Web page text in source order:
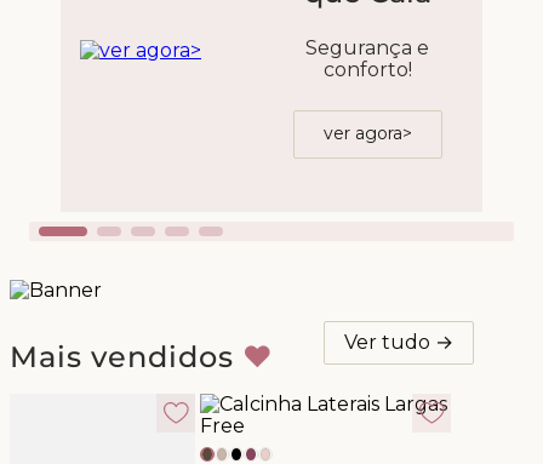
Segurança e
conforto!
ver agora>
Mais vendidos ♥ Ver tudo →